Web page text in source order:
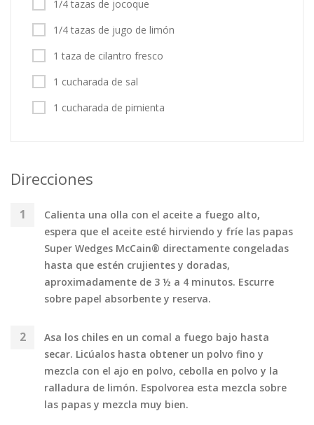
1/4 tazas de jocoque
1/4 tazas de jugo de limón
1 taza de cilantro fresco
1 cucharada de sal
1 cucharada de pimienta
Direcciones
Calienta una olla con el aceite a fuego alto,
espera que el aceite esté hirviendo y fríe las papas
Super Wedges McCain® directamente congeladas
hasta que estén crujientes y doradas,
aproximadamente de 3 ½ a 4 minutos. Escurre
sobre papel absorbente y reserva.
Asa los chiles en un comal a fuego bajo hasta
secar. Licúalos hasta obtener un polvo fino y
mezcla con el ajo en polvo, cebolla en polvo y la
ralladura de limón. Espolvorea esta mezcla sobre
las papas y mezcla muy bien.